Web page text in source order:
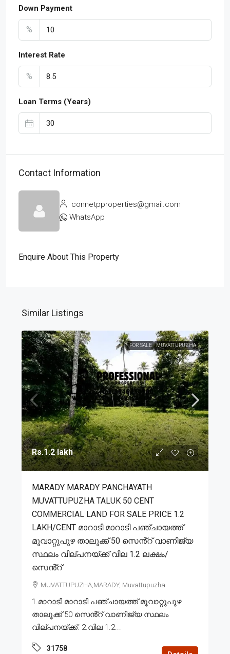
Down Payment
%
Interest Rate
%
Loan Terms (Years)
Contact Information
connetpproperties@gmail.com
WhatsApp
Enquire About This Property
Similar Listings
FOR SALE MUVATTUPUZHA
Rs.1.2 lakh
MARADY MARADY PANCHAYATH
MUVATTUPUZHA TALUK 50 CENT
COMMERCIAL LAND FOR SALE PRICE 1.2
LAKH/CENT മാറാടി മാറാടി പഞ്ചായത്ത്
മൂവാറ്റുപുഴ താലൂക്ക് 50 സെൻ്റ് വാണിജ്യ
സ്ഥലം വില്പനയ്ക്ക് വില 1.2 ലക്ഷം/
സെൻ്റ്
MUVATTUPUZHA,MARADY, Muvattupuzha
1.മാറാടി മാറാടി പഞ്ചായത്ത് മൂവാറ്റുപുഴ
താലൂക്ക് 50 സെൻ്റ് വാണിജ്യ സ്ഥലം
വില്പനയ്ക്ക്. 2.വില 1.2...
31758